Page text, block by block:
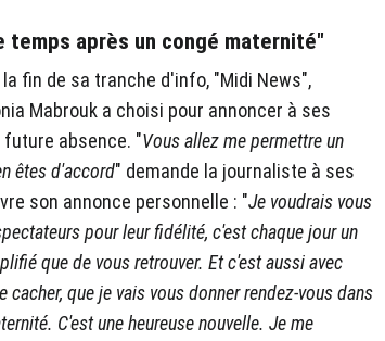
temps après un congé maternité"
fin de sa tranche d'info, "Midi News",
Mabrouk a choisi pour annoncer à ses
absence. "Vous allez me permettre un
êtes d'accord" demande la journaliste à ses
son annonce personnelle : "Je voudrais vous
pour leur fidélité, c'est chaque jour un
que de vous retrouver. Et c'est aussi avec
que je vais vous donner rendez-vous dans
C'est une heureuse nouvelle. Je me